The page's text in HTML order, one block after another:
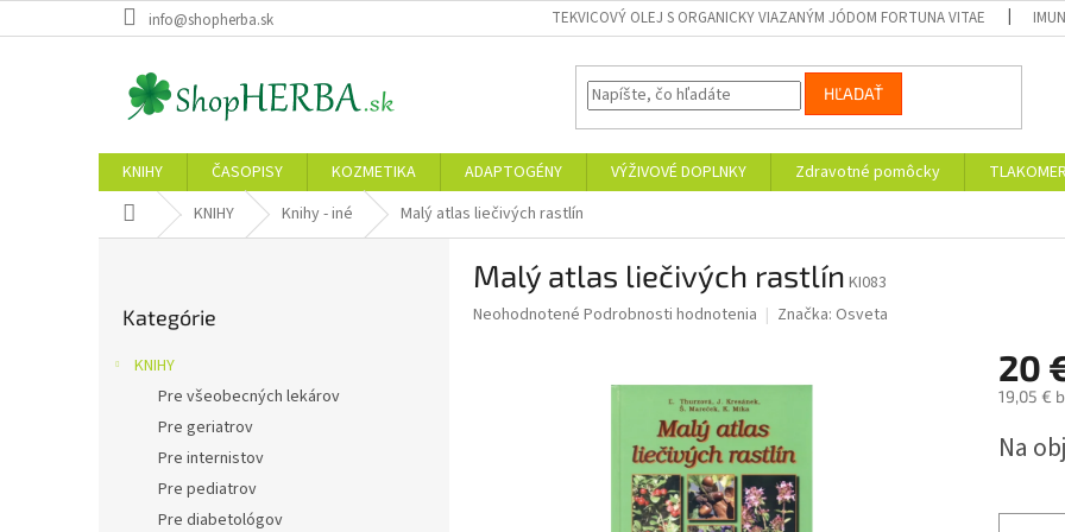
na
info@shopherba.sk TEKVICOVÝ OLEJ S ORGANICKY VIAZANÝM JÓDOM FORTUNA VITAE
HĽADAŤ
KNIHY ČASOPISY KOZMETIKA ADAPTOGÉNY VÝŽIVOVÉ DOPLNKY Zdravotné pomôcky
DomovKNIHY Knihy - iné Malý atlas liečivých rastlín
kategórie
Kategórie
KNIHY
Pre všeobecných lekárov
Pre geriatrov
Pre internistov
Pre pediatrov
Pre diabetológov
Malý atlas liečivých rastlín KI083
Priemerné
Neohodnotené Podrobnosti hodnotenia Značka: Osveta
20
19,05 €
cena:
Na